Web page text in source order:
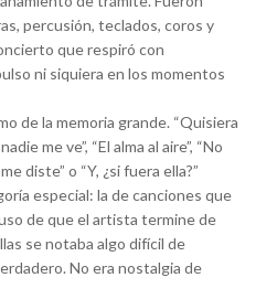
percusión, teclados, coros y
que respiró con
ni siquiera en los momentos
de la memoria grande. “Quisiera
me ve”, “El alma al aire”, “No
diste” o “Y, ¿si fuera ella?”
especial: la de canciones que
de que el artista termine de
se notaba algo difícil de
No era nostalgia de